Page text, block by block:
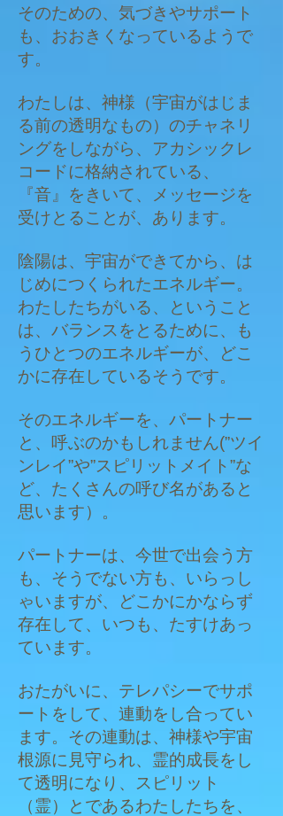
そのための、気づきやサポート
も、おおきくなっているようで
す。
わたしは、神様（宇宙がはじま
る前の透明なもの）のチャネリ
ングをしながら、アカシックレ
コードに格納されている、
『音』をきいて、メッセージを
受けとることが、あります。
陰陽は、宇宙ができてから、は
じめにつくられたエネルギー。
わたしたちがいる、ということ
は、バランスをとるために、も
うひとつのエネルギーが、どこ
かに存在しているそうです。
そのエネルギーを、パートナー
と、呼ぶのかもしれません(”ツイ
ンレイ”や”スピリットメイト”な
ど、たくさんの呼び名があると
思います）。
パートナーは、今世で出会う方
も、そうでない方も、いらっし
ゃいますが、どこかにかならず
存在して、いつも、たすけあっ
ています。
おたがいに、テレパシーでサポ
ートをして、連動をし合ってい
ます。その連動は、神様や宇宙
根源に見守られ、霊的成長をし
て透明になり、スピリット
（霊）とであるわたしたちを、